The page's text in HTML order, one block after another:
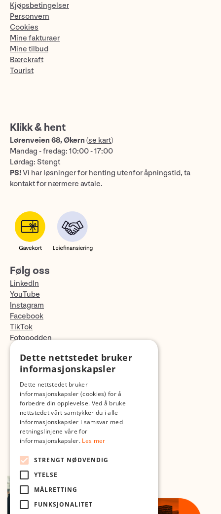
Kjøpsbetingelser
Personvern
Cookies
Mine fakturaer
Mine tilbud
Bærekraft
Tourist
Klikk & hent
Lørenveien 68, Økern (se kart)
Mandag - fredag: 10:00 - 17:00
Lørdag: Stengt
PS!Vi har løsninger for henting utenfor åpningstid, ta
kontakt for nærmere avtale.
Følg oss
LinkedIn
YouTube
Instagram
Facebook
TikTok
Fotopodden
Med forbehold om skrive- og lagerfeil
Dette nettstedet bruker
informasjonskapsler
Dette nettstedet bruker
informasjonskapsler (cookies) for å
forbedre din opplevelse. Ved å bruke
nettstedet vårt samtykker du i alle
informasjonskapsler i samsvar med
retningslinjene våre for
informasjonskapsler. Les mer
STRENGT NØDVENDIG
YTELSE
MÅLRETTING
FUNKSJONALITET